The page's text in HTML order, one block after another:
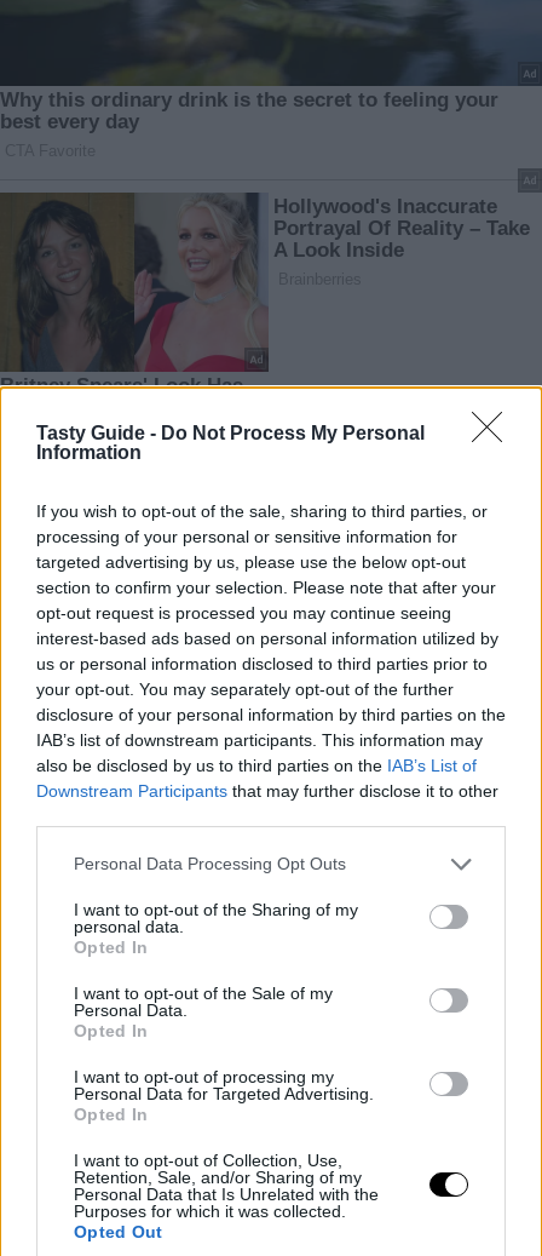
Tasty Guide - Do Not Process My Personal
Information
If you wish to opt-out of the sale, sharing to third parties, or
processing of your personal or sensitive information for
targeted advertising by us, please use the below opt-out
section to confirm your selection. Please note that after your
opt-out request is processed you may continue seeing
interest-based ads based on personal information utilized by
us or personal information disclosed to third parties prior to
your opt-out. You may separately opt-out of the further
disclosure of your personal information by third parties on the
IAB’s list of downstream participants. This information may
also be disclosed by us to third parties on the IAB’s List of
Downstream Participants that may further disclose it to other
Please note that this website/app uses one or more Google
not limited to your visit or usage behaviour. You may click to
grant or deny consent to Google and its third-party tags to
use your data for below specified purposes in below Google
consent section.
Personal Data Processing Opt Outs
I want to opt-out of the Sharing of my
personal data.
Opted In
I want to opt-out of the Sale of my
Personal Data.
Opted In
I want to opt-out of processing my
Personal Data for Targeted Advertising.
Opted In
I want to opt-out of Collection, Use,
Retention, Sale, and/or Sharing of my
Personal Data that Is Unrelated with the
Purposes for which it was collected.
Opted Out